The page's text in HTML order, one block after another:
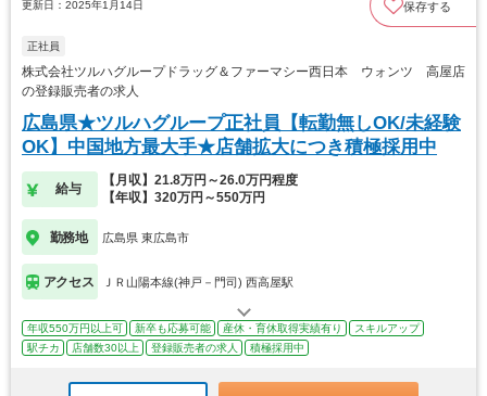
更新日：2025年1月14日 保存する
正社員
株式会社ツルハグループドラッグ＆ファーマシー西日本 ウォンツ 高屋店
の登録販売者の求人
広島県★ツルハグループ正社員【転勤無しOK/未経験
OK】中国地方最大手★店舗拡大につき積極採用中
給与
【月収】21.8万円～26.0万円程度
【年収】320万円～550万円
勤務地 広島県 東広島市
アクセス ＪＲ山陽本線(神戸－門司) 西高屋駅
年収550万円以上可 新卒も応募可能 産休・育休取得実績有り
スキルアップ
駅チカ
店舗数30以上 登録販売者の求人 積極採用中